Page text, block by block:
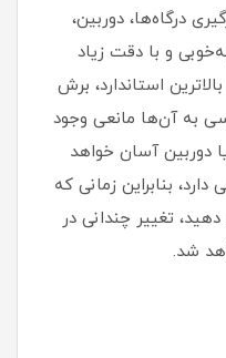
درگاه‌ها، دوربین،
و با دقت زیاد
استاندارد، برش
به آن‌ها مانعی وجود
دوربین آسان خواهد
بنابراین زمانی که
تغییر چندانی در
شد‏.